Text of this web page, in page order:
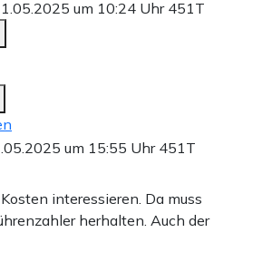
um 10:24 Uhr 451T
um 15:55 Uhr 451T
interessieren. Da muss
herhalten. Auch der